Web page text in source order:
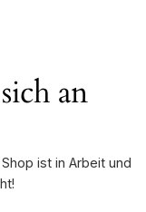
an
ist in Arbeit und